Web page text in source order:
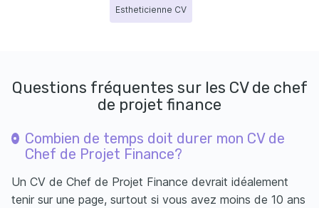
Estheticienne CV
Questions fréquentes sur les CV de chef
de projet finance
Combien de temps doit durer mon CV de
Chef de Projet Finance?
Un CV de Chef de Projet Finance devrait idéalement
tenir sur une page, surtout si vous avez moins de 10 ans